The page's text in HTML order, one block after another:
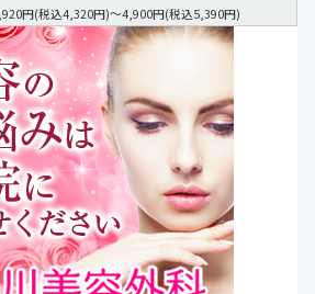
円(税込4,320円)～4,900円(税込5,390円)